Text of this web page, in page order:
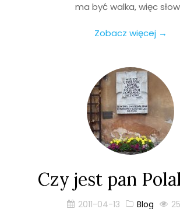
ma być walka, więc
Zobacz więcej →
Czy jest pan
2011-04-13 Blog